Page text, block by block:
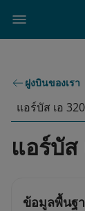
ฝูงบินของเรา
แอร์บัส เอ
แอร์บัส
ข้อมูลพื้นฐ